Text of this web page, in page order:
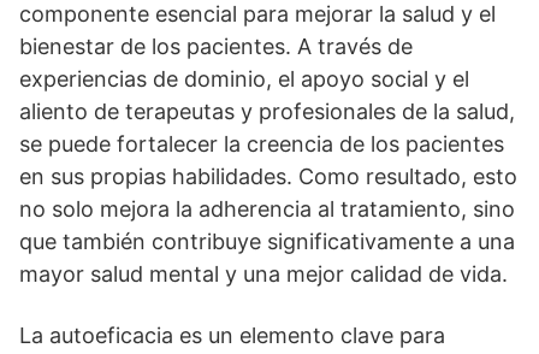
componente esencial para mejorar la salud y el
bienestar de los pacientes. A través de
experiencias de dominio, el apoyo social y el
aliento de terapeutas y profesionales de la salud,
se puede fortalecer la creencia de los pacientes
en sus propias habilidades. Como resultado, esto
no solo mejora la adherencia al tratamiento, sino
que también contribuye significativamente a una
mayor salud mental y una mejor calidad de vida.
La autoeficacia es un elemento clave para